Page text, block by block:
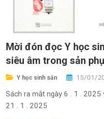
Mời đón đọc Y học
siêu âm trong sản
Y học sinh sản 15/01/
Sách ra mắt ngày 6 . 1 .
21 . 1 . 2025